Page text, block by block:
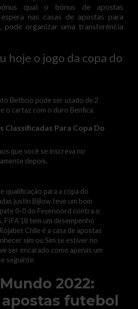
qual o bónus de apostas
nas casas de apostas para
pode organizar uma transferência
hoje o jogo da copa do
Betboo pode ser usado de 2
o cartaz com o duro Benfica.
Classificadas Para Copa Do
que você se inscreva no
depois.
qualificação para a copa do
justin Bijlow teve um bom
0-0 do Feyenoord contra o
FIFA’18 tem um desempenho
Chile é a casa de apostas
sim ou Sim se estiver no
ser encarado como apenas um
seguinte.
2022:
futebol